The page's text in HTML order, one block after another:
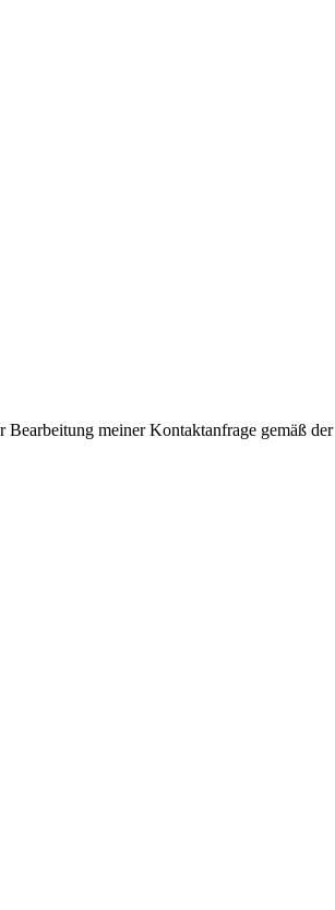
meiner Kontaktanfrage gemäß der